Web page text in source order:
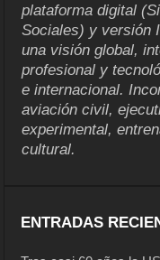
plataforma digital
Sociales) y versión
una visión global,
profesional y
e internacional.
aviación civil,
experimental,
cultural.
ENTRADAS